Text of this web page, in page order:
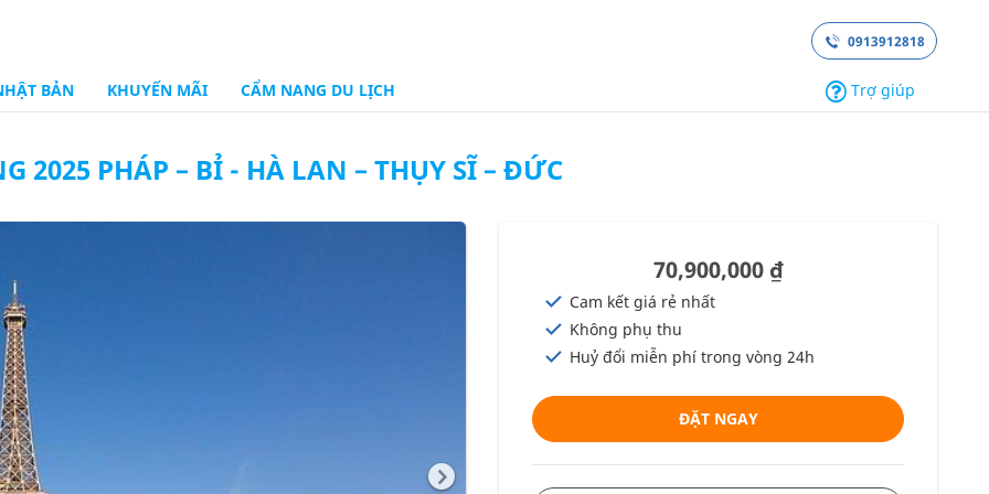
0913912818
BẢN KHUYẾN MÃI CẨM NANG DU LỊCH Trợ giúp
2025 PHÁP – BỈ - HÀ LAN – THỤY SĨ – ĐỨC
70,900,000 ₫
Cam kết giá rẻ nhất
Không phụ thu
Huỷ đổi miễn phí trong vòng 24h
ĐẶT NGAY